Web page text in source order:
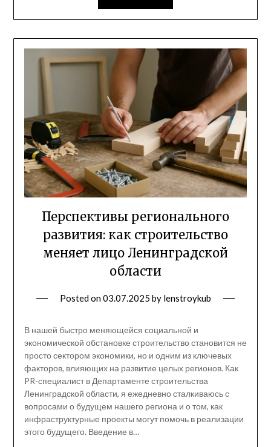
Перспективы регионального
развития: как строительство
меняет лицо Ленинградской
области
Posted on03.07.2025 by lenstroykub
В нашей быстро меняющейся социальной и
экономической обстановке строительство становится не
просто сектором экономики, но и одним из ключевых
факторов, влияющих на развитие целых регионов. Как
PR-специалист в Департаменте строительства
Ленинградской области, я ежедневно сталкиваюсь с
вопросами о будущем нашего региона и о том, как
инфраструктурные проекты могут помочь в реализации
этого будущего. Введение в…